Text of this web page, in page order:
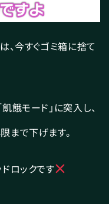
は、今すぐゴミ箱に捨て
餓モード」に突入し、
まで下げます。
ロックです